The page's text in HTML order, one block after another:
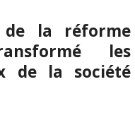
de la réforme
les
de la société